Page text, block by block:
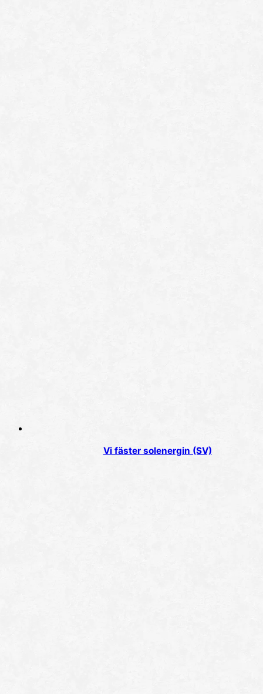
Vi fäster solenergin (SV)